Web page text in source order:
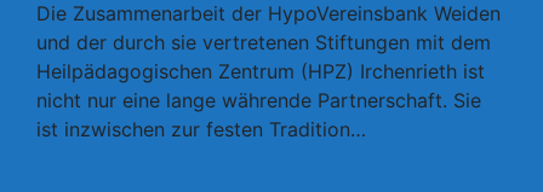
Die Zusammenarbeit der HypoVereinsbank Weiden
und der durch sie vertretenen Stiftungen mit dem
Heilpädagogischen Zentrum (HPZ) Irchenrieth ist
nicht nur eine lange währende Partnerschaft. Sie
ist inzwischen zur festen Tradition…